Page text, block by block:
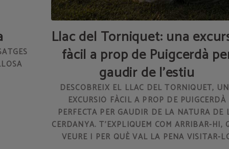
Llac del Torniquet: una
fàcil a prop de Puigcerdà
gaudir de l'estiu
DESCOBREIX EL LLAC DEL TORNIQUET,
EXCURSIÓ FÀCIL A PROP DE PUIGCERDÀ
PERFECTA PER GAUDIR DE LA NATURA DE
CERDANYA. T'EXPLIQUEM COM ARRIBAR-HI,
VEURE I PER QUÈ VAL LA PENA VISITAR-